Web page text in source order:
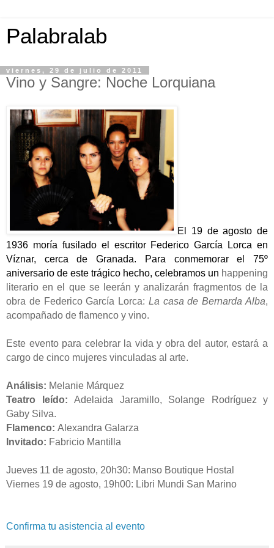
Palabralab
viernes, 29 de julio de 2011
Vino y Sangre: Noche Lorquiana
El 19 de agosto de
1936 moría fusilado el escritor Federico García Lorca en
Víznar, cerca de Granada. Para conmemorar el 75º
aniversario de este trágico hecho, celebramos un happening
literario en el que se leerán y analizarán fragmentos de la
obra de Federico García Lorca: La casa de Bernarda Alba,
acompañado de flamenco y vino.
Este evento para celebrar la vida y obra del autor, estará a
cargo de cinco mujeres vinculadas al arte.
Análisis: Melanie Márquez
Teatro leído: Adelaida Jaramillo, Solange Rodríguez y
Gaby Silva.
Flamenco: Alexandra Galarza
Invitado: Fabricio Mantilla
Jueves 11 de agosto, 20h30: Manso Boutique Hostal
Viernes 19 de agosto, 19h00: Libri Mundi San Marino
Confirma tu asistencia al evento